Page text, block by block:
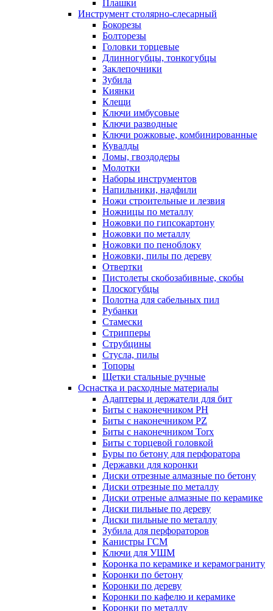
Плашки
Инструмент столярно-слесарный
Бокорезы
Болторезы
Головки торцевые
Длинногубцы, тонкогубцы
Заклепочники
Зубила
Киянки
Клещи
Ключи имбусовые
Ключи разводные
Ключи рожковые, комбинированные
Кувалды
Ломы, гвоздодеры
Молотки
Наборы инструментов
Напильники, надфили
Ножи строительные и лезвия
Ножницы по металлу
Ножовки по гипсокартону
Ножовки по металлу
Ножовки по пеноблоку
Ножовки, пилы по дереву
Отвертки
Пистолеты скобозабивные, скобы
Плоскогубцы
Полотна для сабельных пил
Рубанки
Стамески
Стрипперы
Струбцины
Стусла, пилы
Топоры
Щетки стальные ручные
Оснастка и расходные материалы
Адаптеры и держатели для бит
Биты с наконечником PH
Биты с наконечником PZ
Биты с наконечником Torx
Биты с торцевой головкой
Буры по бетону для перфоратора
Державки для коронки
Диски отрезные алмазные по бетону
Диски отрезные по металлу
Диски отреные алмазные по керамике
Диски пильные по дереву
Диски пильные по металлу
Зубила для перфораторов
Канистры ГСМ
Ключи для УШМ
Коронка по керамике и керамограниту
Коронки по бетону
Коронки по дереву
Коронки по кафелю и керамике
Коронки по металлу